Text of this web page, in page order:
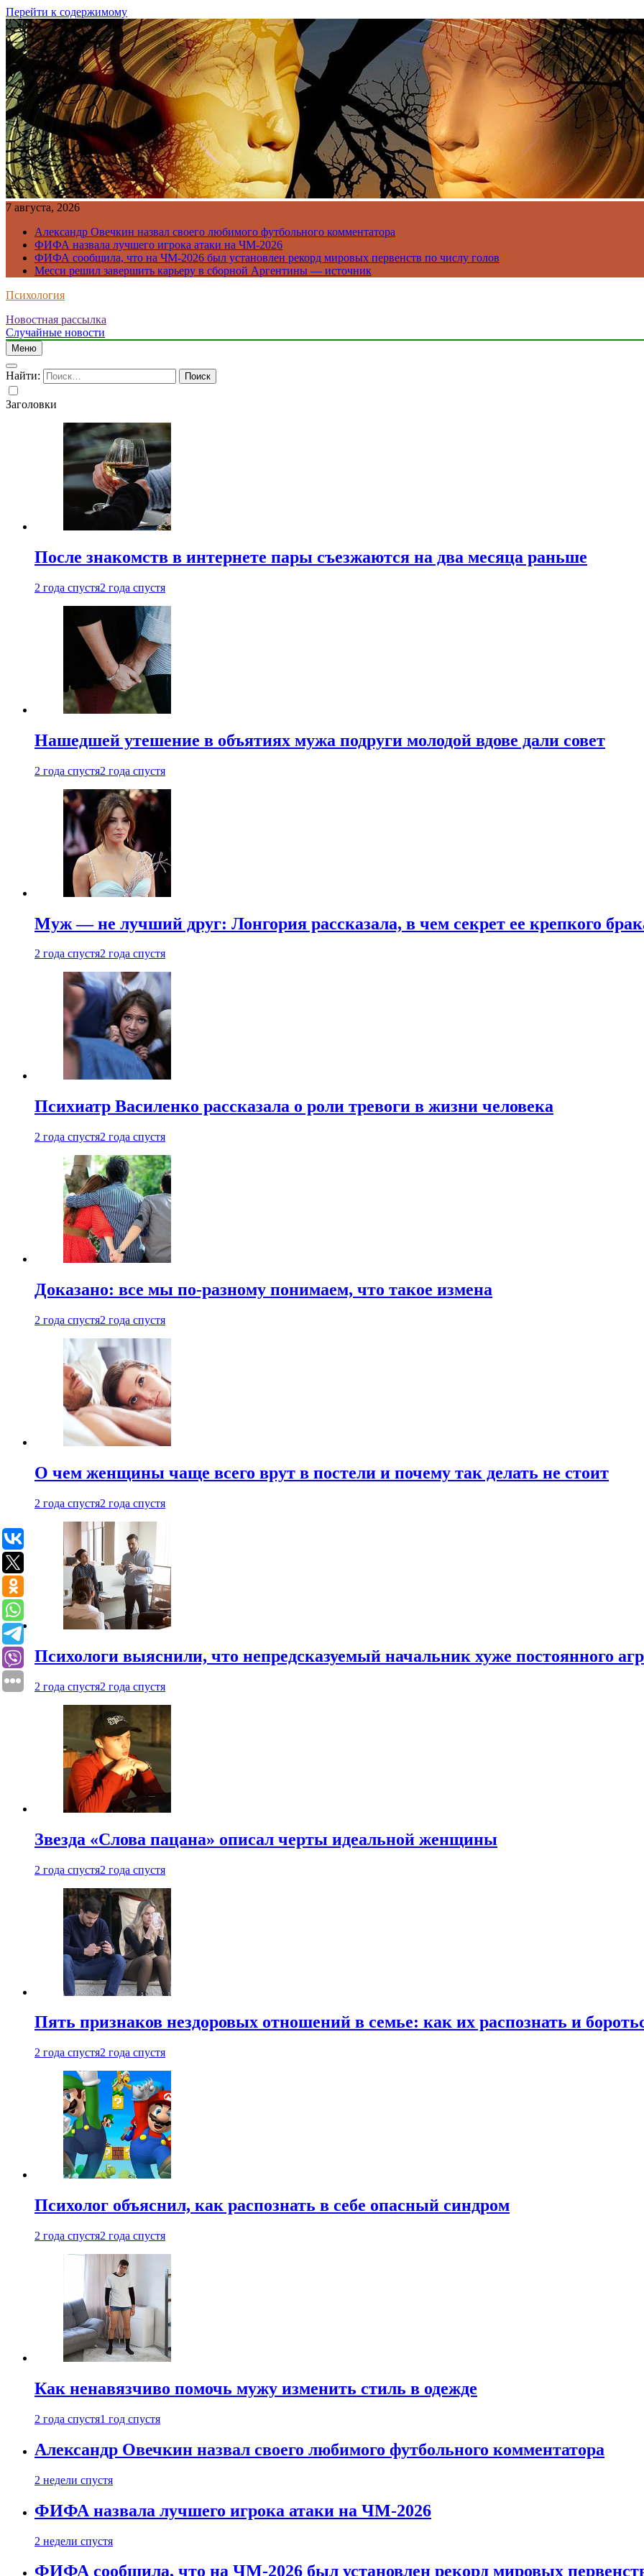
Перейти к содержимому
7 августа, 2026
Александр Овечкин назвал своего любимого футбольного комментатора
ФИФА назвала лучшего игрока атаки на ЧМ-2026
ФИФА сообщила, что на ЧМ-2026 был установлен рекорд мировых первенств по числу голов
Месси решил завершить карьеру в сборной Аргентины — источник
Психология
Новостная рассылка
Случайные новости
Меню
Найти:
Заголовки
После знакомств в интернете пары съезжаются на два месяца раньше
2 года спустя2 года спустя
Нашедшей утешение в объятиях мужа подруги молодой вдове дали совет
2 года спустя2 года спустя
Муж — не лучший друг: Лонгория рассказала, в чем секрет ее крепкого
2 года спустя2 года спустя
Психиатр Василенко рассказала о роли тревоги в жизни человека
2 года спустя2 года спустя
Доказано: все мы по-разному понимаем, что такое измена
2 года спустя2 года спустя
О чем женщины чаще всего врут в постели и почему так делать не стоит
2 года спустя2 года спустя
Психологи выяснили, что непредсказуемый начальник хуже постоянного
2 года спустя2 года спустя
Звезда «Слова пацана» описал черты идеальной женщины
2 года спустя2 года спустя
Пять признаков нездоровых отношений в семье: как их распознать и
2 года спустя2 года спустя
Психолог объяснил, как распознать в себе опасный синдром
2 года спустя2 года спустя
Как ненавязчиво помочь мужу изменить стиль в одежде
2 года спустя1 год спустя
Александр Овечкин назвал своего любимого футбольного комментатора
2 недели спустя
ФИФА назвала лучшего игрока атаки на ЧМ-2026
2 недели спустя
ФИФА сообщила, что на ЧМ-2026 был установлен рекорд мировых